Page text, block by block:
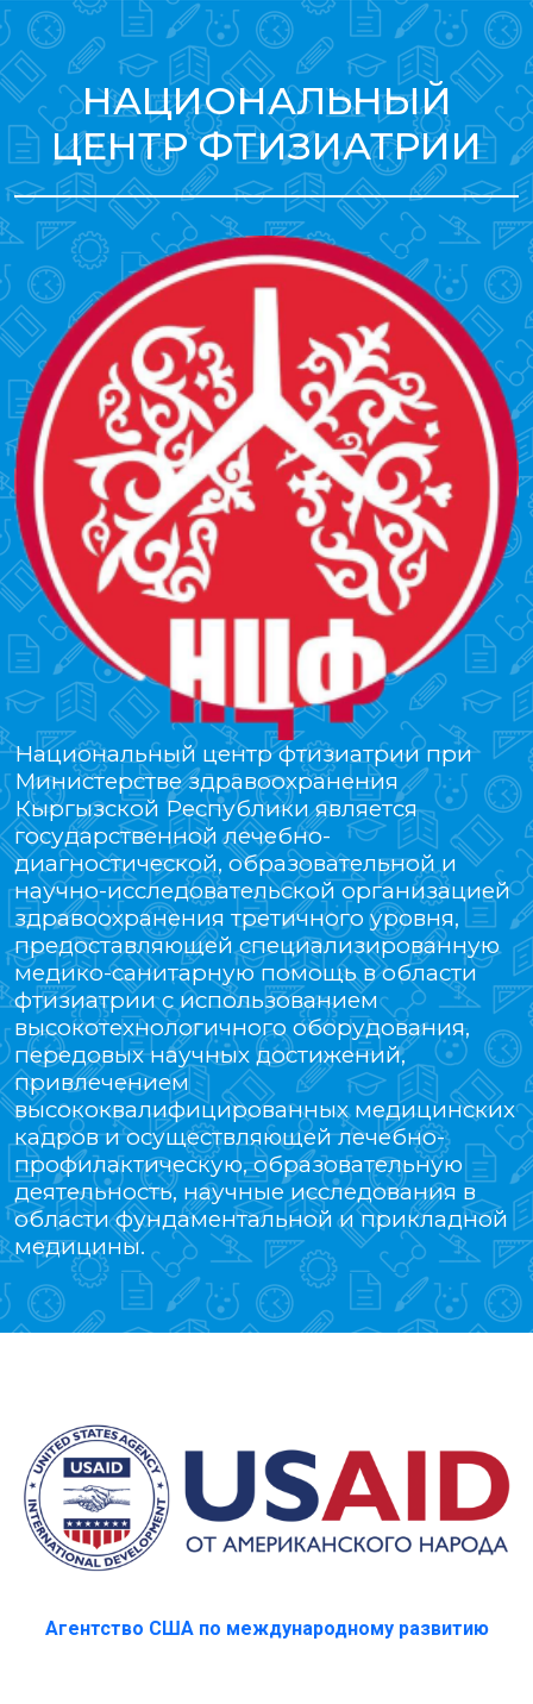
НАЦИОНАЛЬНЫЙ
ЦЕНТР ФТИЗИАТРИИ
Национальный центр фтизиатрии при
Министерстве здравоохранения
Кыргызской Республики является
государственной лечебно-
диагностической, образовательной и
научно-исследовательской организацией
здравоохранения третичного уровня,
предоставляющей специализированную
медико-санитарную помощь в области
фтизиатрии с использованием
высокотехнологичного оборудования,
передовых научных достижений,
привлечением
высококвалифицированных медицинских
кадров и осуществляющей лечебно-
профилактическую, образовательную
деятельность, научные исследования в
области фундаментальной и прикладной
медицины.
JSI Research & Training Institute, Inc.